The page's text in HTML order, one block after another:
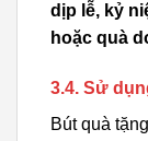
dịp lễ, kỷ
hoặc quà
3.4. Sử
Bút quà